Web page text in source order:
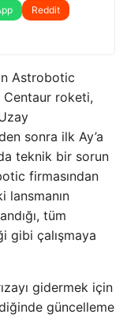
Reddit
Astrobotic
Centaur roketi,
sonra ilk Ay’a
teknik bir sorun
firmasından
lansmanın
tüm
gibi çalışmaya
gidermek için
güncelleme